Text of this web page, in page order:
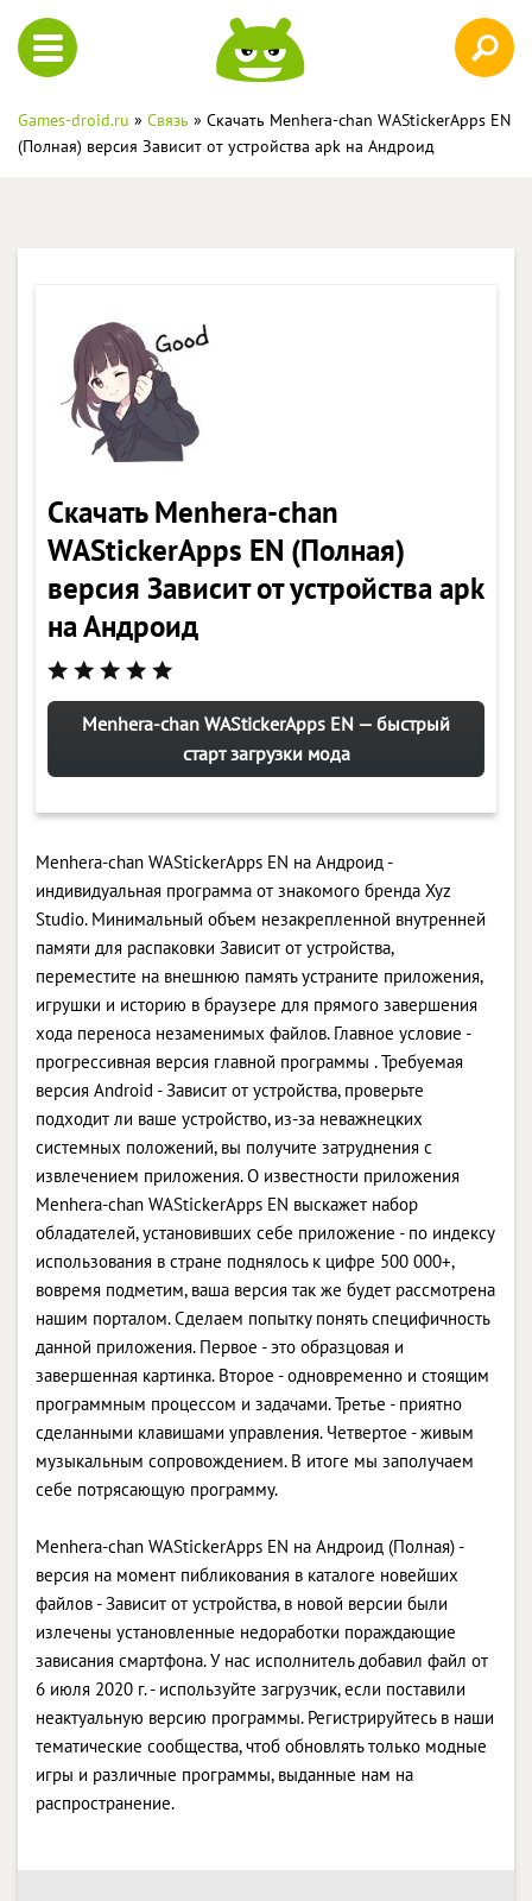
Games-droid.ru » Связь » Скачать Menhera-chan WAStickerApps EN
(Полная) версия Зависит от устройства apk на Андроид
Скачать Menhera-chan
WAStickerApps EN (Полная)
версия Зависит от устройства apk
на Андроид
Menhera-chan WAStickerApps EN — быстрый
старт загрузки мода
Menhera-chan WAStickerApps EN на Андроид -
индивидуальная программа от знакомого бренда Xyz
Studio. Минимальный объем незакрепленной внутренней
памяти для распаковки Зависит от устройства,
переместите на внешнюю память устраните приложения,
игрушки и историю в браузере для прямого завершения
хода переноса незаменимых файлов. Главное условие -
прогрессивная версия главной программы . Требуемая
версия Android - Зависит от устройства, проверьте
подходит ли ваше устройство, из-за неважнецких
системных положений, вы получите затруднения с
извлечением приложения. О известности приложения
Menhera-chan WAStickerApps EN выскажет набор
обладателей, установивших себе приложение - по индексу
использования в стране поднялось к цифре 500 000+,
вовремя подметим, ваша версия так же будет рассмотрена
нашим порталом. Сделаем попытку понять специфичность
данной приложения. Первое - это образцовая и
завершенная картинка. Второе - одновременно и стоящим
программным процессом и задачами. Третье - приятно
сделанными клавишами управления. Четвертое - живым
музыкальным сопровождением. В итоге мы заполучаем
себе потрясающую программу.
Menhera-chan WAStickerApps EN на Андроид (Полная) -
версия на момент пибликования в каталоге новейших
файлов - Зависит от устройства, в новой версии были
излечены установленные недоработки пораждающие
зависания смартфона. У нас исполнитель добавил файл от
6 июля 2020 г. - используйте загрузчик, если поставили
неактуальную версию программы. Регистрируйтесь в наши
тематические сообщества, чтоб обновлять только модные
игры и различные программы, выданные нам на
распространение.